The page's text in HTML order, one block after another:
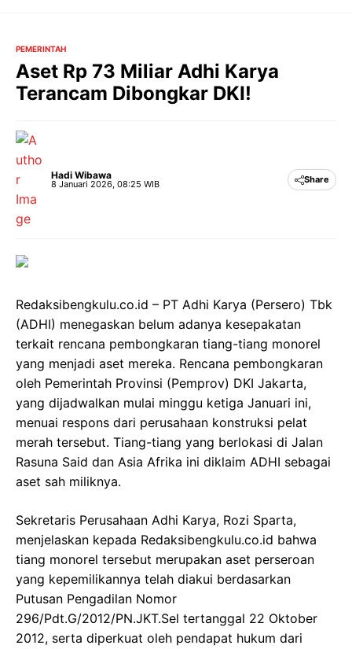
PEMERINTAH
Aset Rp 73 Miliar Adhi Karya
Terancam Dibongkar DKI!
Hadi Wibawa
8 Januari 2026, 08:25 WIB Share
Redaksibengkulu.co.id – PT Adhi Karya (Persero) Tbk
(ADHI) menegaskan belum adanya kesepakatan
terkait rencana pembongkaran tiang-tiang monorel
yang menjadi aset mereka. Rencana pembongkaran
oleh Pemerintah Provinsi (Pemprov) DKI Jakarta,
yang dijadwalkan mulai minggu ketiga Januari ini,
menuai respons dari perusahaan konstruksi pelat
merah tersebut. Tiang-tiang yang berlokasi di Jalan
Rasuna Said dan Asia Afrika ini diklaim ADHI sebagai
aset sah miliknya.
Sekretaris Perusahaan Adhi Karya, Rozi Sparta,
menjelaskan kepada Redaksibengkulu.co.id bahwa
tiang monorel tersebut merupakan aset perseroan
yang kepemilikannya telah diakui berdasarkan
Putusan Pengadilan Nomor
296/Pdt.G/2012/PN.JKT.Sel tertanggal 22 Oktober
2012, serta diperkuat oleh pendapat hukum dari